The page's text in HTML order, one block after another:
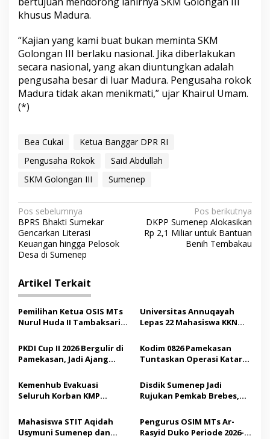
khusus Madura.
“Kajian yang kami buat bukan meminta SKM
Golongan III berlaku nasional. Jika diberlakukan
secara nasional, yang akan diuntungkan adalah
pengusaha besar di luar Madura. Pengusaha rokok
Madura tidak akan menikmati,” ujar Khairul Umam.
(*)
Bea Cukai
Ketua Banggar DPR RI
Pengusaha Rokok
Said Abdullah
SKM Golongan III
Sumenep
N
a
v
i
g
a
s
i
p
o
s
Pos sebelumnya
BPRS Bhakti Sumekar
Gencarkan Literasi
Keuangan hingga Pelosok
Desa di Sumenep
Pos berikutnya
DKPP Sumenep Alokasikan
Rp 2,1 Miliar untuk Bantuan
Benih Tembakau
Artikel Terkait
Pemilihan Ketua OSIS MTs
Nurul Huda II Tambaksari
Demokrasi bagi Siswa
Universitas Annuqayah
Lepas 22 Mahasiswa KKN
Saudi
PKDI Cup II 2026 Bergulir di
Pamekasan, Jadi Ajang
Madura
Kodim 0826 Pamekasan
Tuntaskan Operasi Katarak
Tindakan Medis
Kemenhub Evakuasi
Seluruh Korban KMP
Operator Diaudit
Disdik Sumenep Jadi
Rujukan Pemkab Brebes,
Pendidikan Berbasis
Budaya
Mahasiswa STIT Aqidah
Usymuni Sumenep dan
Pengurus OSIM MTs Ar-
Rasyid Duko Periode 2026-